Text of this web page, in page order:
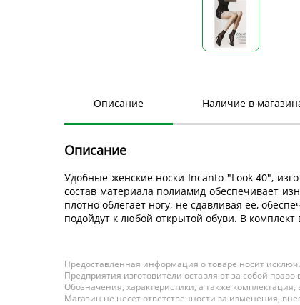
Описание Наличие в
Описание
Удобные женские носки Incanto "Look 40",
состав материала полиамид обеспечивает
плотно облегает ногу, не сдавливая ее,
подойдут к любой открытой обуви. В
Предоставленная информация о товаре носит
Предприятия изготовители оставляют за собой
Обозначения, характеристики, а также
Магазин не несет ответственности за изменения,